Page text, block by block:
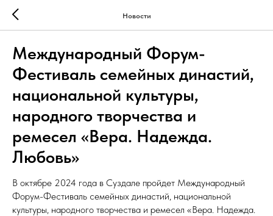
Новости
Международный Форум-
Фестиваль семейных династий,
национальной культуры,
народного творчества и
ремесел «Вера. Надежда.
Любовь»
В октябре 2024 года в Суздале пройдет Международный
Форум-Фестиваль семейных династий, национальной
культуры, народного творчества и ремесел «Вера. Надежда.